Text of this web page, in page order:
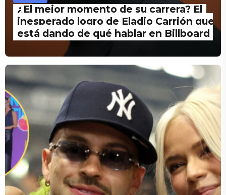
¿El mejor momento de su carrera? El
inesperado logro de Eladio Carrión que
está dando de qué hablar en Billboard